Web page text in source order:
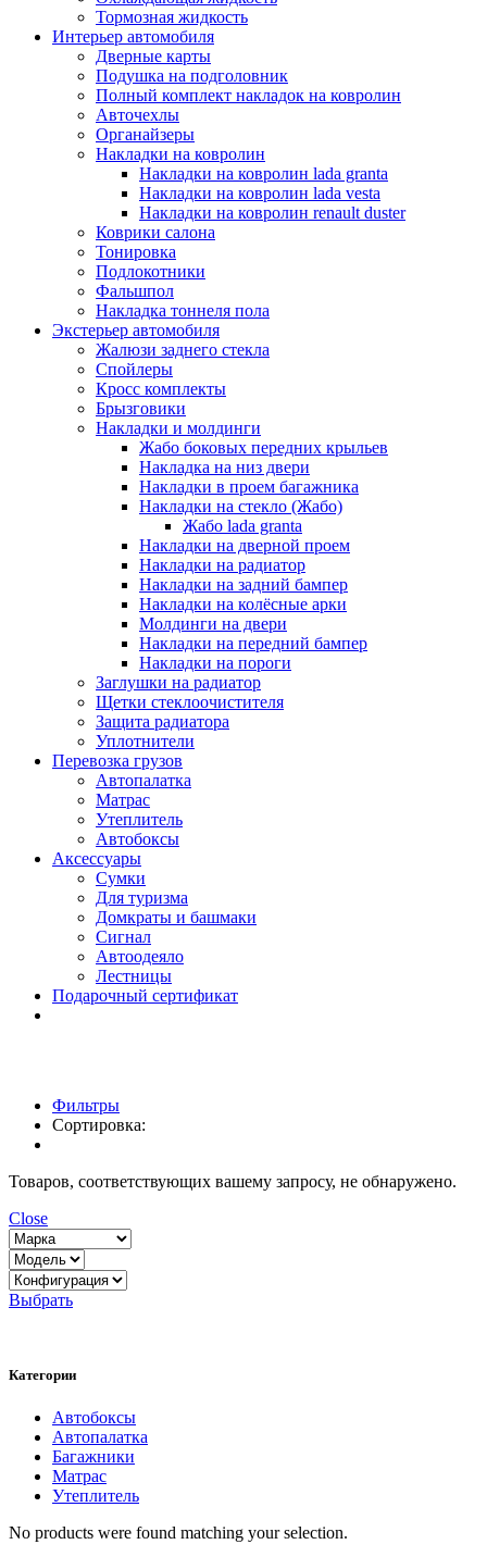
Тормозная жидкость
Интерьер автомобиля
Дверные карты
Подушка на подголовник
Полный комплект накладок на ковролин
Авточехлы
Органайзеры
Накладки на ковролин
Накладки на ковролин lada granta
Накладки на ковролин lada vesta
Накладки на ковролин renault duster
Коврики салона
Тонировка
Подлокотники
Фальшпол
Накладка тоннеля пола
Экстерьер автомобиля
Жалюзи заднего стекла
Спойлеры
Кросс комплекты
Брызговики
Накладки и молдинги
Жабо боковых передних крыльев
Накладка на низ двери
Накладки в проем багажника
Накладки на стекло (Жабо)
Жабо lada granta
Накладки на дверной проем
Накладки на радиатор
Накладки на задний бампер
Накладки на колёсные арки
Молдинги на двери
Накладки на передний бампер
Накладки на пороги
Заглушки на радиатор
Щетки стеклоочистителя
Защита радиатора
Уплотнители
Перевозка грузов
Автопалатка
Матрас
Утеплитель
Автобоксы
Аксессуары
Сумки
Для туризма
Домкраты и башмаки
Сигнал
Автоодеяло
Лестницы
Подарочный сертификат
Фильтры
Сортировка:
Товаров, соответствующих вашему запросу, не обнаружено.
Close
Выбрать
Категории
Автобоксы
Автопалатка
Багажники
Матрас
Утеплитель
No products were found matching your selection.